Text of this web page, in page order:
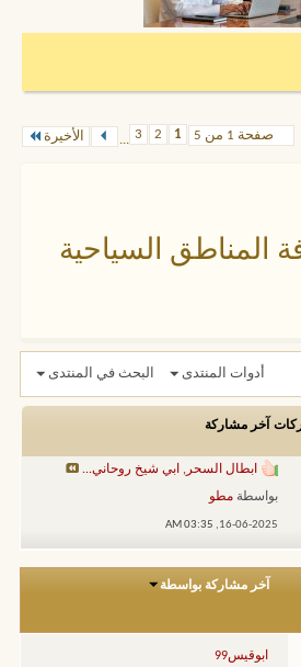
صفحة 1 من 5 1
2
3
... الأخيرة
المناطق السياحية
أدوات المنتدى البحث في المنتدى
آخر مشاركة
ابطال السحر, ابي شيخ روحاني...
بواسطة مطو
16-06-2025,
03:35 AM
آخر مشاركة بواسطة
ابوقيس99